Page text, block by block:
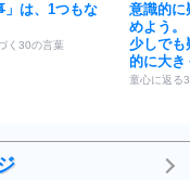
」は、1つもな
く30の言葉
意識的に
めよう。
少しでも
的に大き
童心に返る